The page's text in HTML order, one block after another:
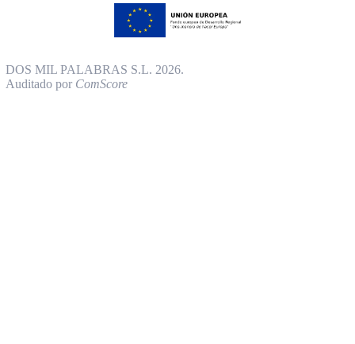
DOS MIL PALABRAS S.L. 2026.
Auditado por ComScore